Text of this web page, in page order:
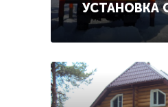
УСТАНОВКА